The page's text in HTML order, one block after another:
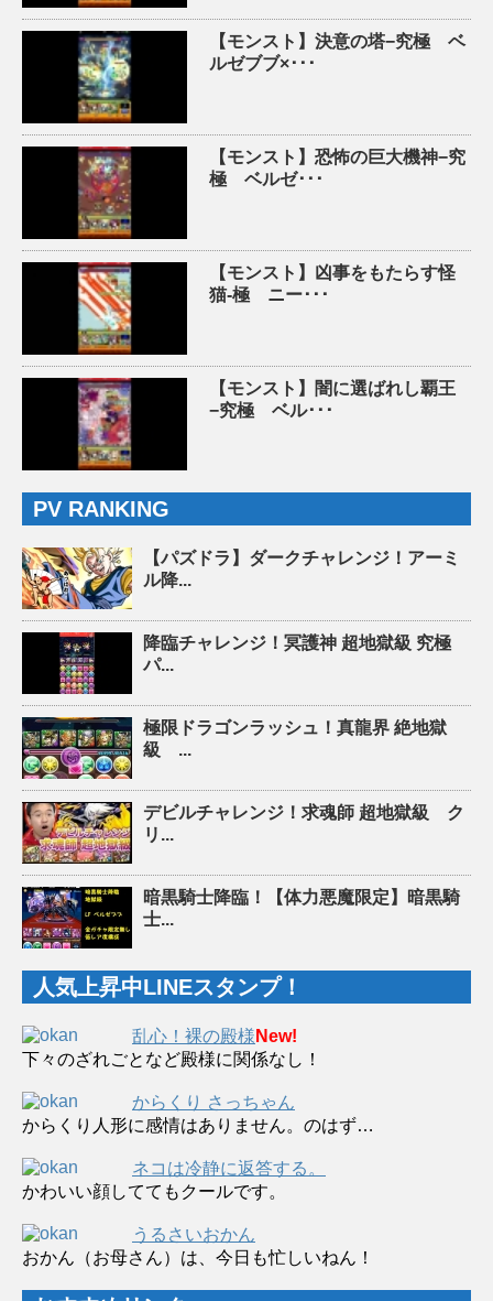
【モンスト】決意の塔−究極 ベ
ルゼブブ×･･･
【モンスト】恐怖の巨大機神−究
極 ベルゼ･･･
【モンスト】凶事をもたらす怪
猫-極 ニー･･･
【モンスト】闇に選ばれし覇王
−究極 ベル･･･
PV RANKING
【パズドラ】ダークチャレンジ！アーミ
ル降...
降臨チャレンジ！冥護神 超地獄級 究極
パ...
極限ドラゴンラッシュ！真龍界 絶地獄
級 ...
デビルチャレンジ！求魂師 超地獄級 ク
リ...
暗黒騎士降臨！【体力悪魔限定】暗黒騎
士...
人気上昇中LINEスタンプ！
乱心！裸の殿様 New!
下々のざれごとなど殿様に関係なし！
からくり さっちゃん
からくり人形に感情はありません。のはず…
ネコは冷静に返答する。
かわいい顔しててもクールです。
うるさいおかん
おかん（お母さん）は、今日も忙しいねん！